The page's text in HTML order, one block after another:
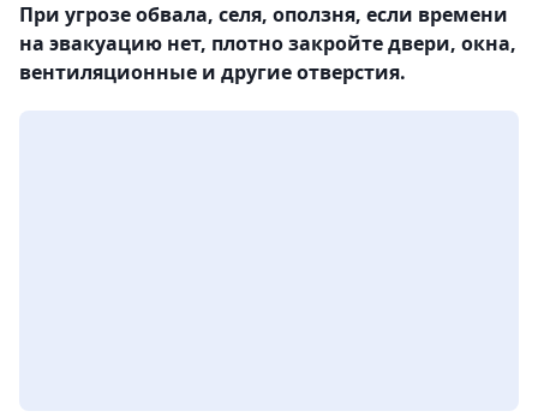
При угрозе обвала, селя, оползня, если времени
на эвакуацию нет, плотно закройте двери, окна,
вентиляционные и другие отверстия.